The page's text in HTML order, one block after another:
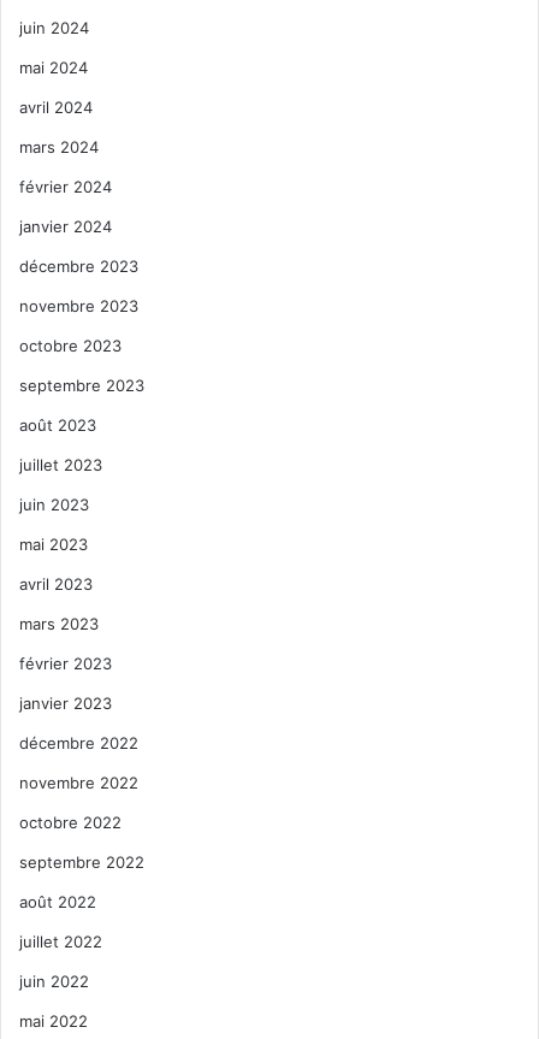
juin 2024
mai 2024
avril 2024
mars 2024
février 2024
janvier 2024
décembre 2023
novembre 2023
octobre 2023
septembre 2023
août 2023
juillet 2023
juin 2023
mai 2023
avril 2023
mars 2023
février 2023
janvier 2023
décembre 2022
novembre 2022
octobre 2022
septembre 2022
août 2022
juillet 2022
juin 2022
mai 2022